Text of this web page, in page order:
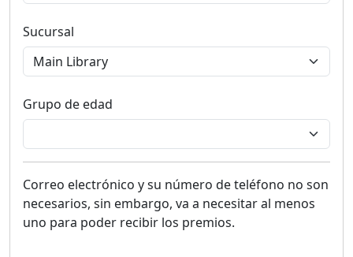
Sucursal
Grupo de edad
Correo electrónico y su número de teléfono no son
necesarios, sin embargo, va a necesitar al menos
uno para poder recibir los premios.